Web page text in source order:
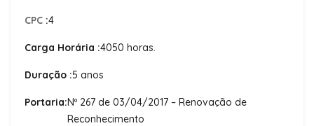
CPC :4
Carga Horária :4050 horas.
Duração :5 anos
Portaria:Nº 267 de 03/04/2017 – Renovação de
Reconhecimento